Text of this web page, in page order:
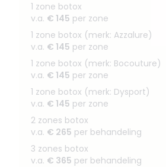
1 zone botox
v.a. € 145 per zone
1 zone botox (merk: Azzalure)
v.a. € 145 per zone
1 zone botox (merk: Bocouture)
v.a. € 145 per zone
1 zone botox (merk: Dysport)
v.a. € 145 per zone
2 zones botox
v.a. € 265 per behandeling
3 zones botox
v.a. € 365 per behandeling